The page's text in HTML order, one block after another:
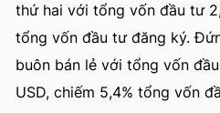
thứ hai với tổng vốn đầu tư
tổng vốn đầu tư đăng ký.
buôn bán lẻ với tổng vốn
USD, chiếm 5,4% tổng vốn